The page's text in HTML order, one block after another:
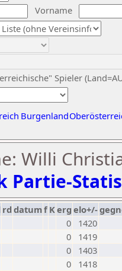
Vorname
Spieler
Burgenland
Willi
Partie-
rd datumf Kerg elo+/-
0
1420
0
1419
0
1403
0
1418